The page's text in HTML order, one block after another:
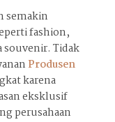
semakin
fashion,
Tidak
Produsen
karena
eksklusif
perusahaan